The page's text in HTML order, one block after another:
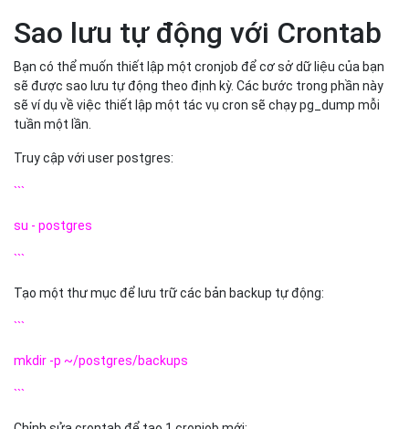
Sao lưu tự động với Crontab
Bạn có thể muốn thiết lập một cronjob để cơ sở dữ liệu của bạn
sẽ được sao lưu tự động theo định kỳ. Các bước trong phần này
sẽ ví dụ về việc thiết lập một tác vụ cron sẽ chạy pg_dump mỗi
tuần một lần.
Truy cập với user postgres:
```
su - postgres
```
Tạo một thư mục để lưu trữ các bản backup tự động:
```
mkdir -p ~/postgres/backups
```